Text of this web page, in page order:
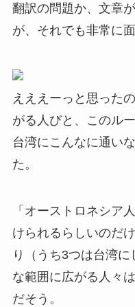
翻訳の問題か、文章
が、それでも非常に
えええーっと思った
がる人びと、このル
台湾にこんなに通い
た。
「オーストロネシア
けられるらしいのだ
り（うち3つは台湾
な範囲に広がる人々
だそう。